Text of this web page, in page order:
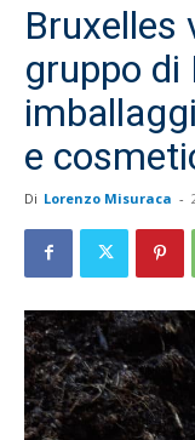
Bruxelles
gruppo di
e
Di Lorenzo Misuraca -